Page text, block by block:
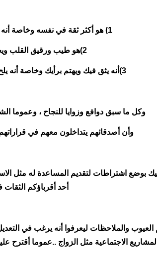
1) هو أكثر ثقة في نفسه وخاصة أنه بدأ يبحث عن الاستقرار الأسري.
2)هو طيب ورقيق القلب ويحب أمك وكريم وسموح.
3)أنه يثق فيك ويهتم برأيك وخاصة أنه يلح في الطلب عليك للبحث عن زوجة .
وكل ما سبق دوافع وزوايا للنجاح ، وعموما
وأن أصدقائهم يتداخلون معهم في
بوضع اشتراطات لتقديم المساعدة له مثل
أحد أقرباؤكم
والملاحظات ليعرفوا أنه يرغب في
الاجتماعية مثل الزواج ..عموما